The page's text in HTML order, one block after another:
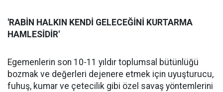
'RABİN HALKIN KENDİ GELECEĞİNİ KURTARMA
HAMLESİDİR'
Egemenlerin son 10-11 yıldır toplumsal bütünlüğü
bozmak ve değerleri dejenere etmek için uyuşturucu,
fuhuş, kumar ve çetecilik gibi özel savaş yöntemlerini